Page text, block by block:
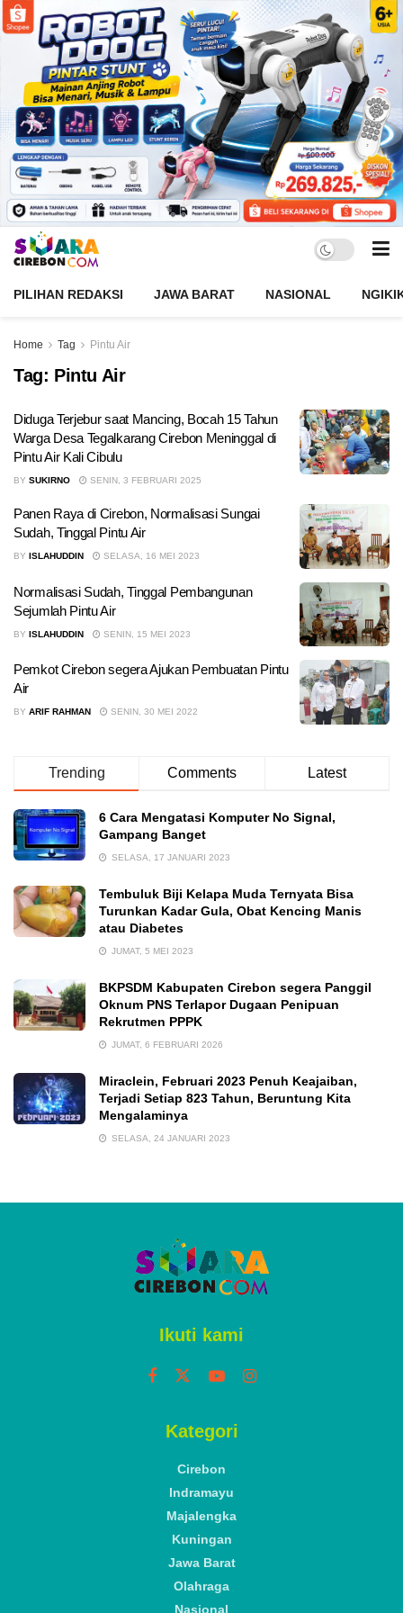
PILIHAN REDAKSI JAWA BARAT NASIONAL
Home Tag Pintu Air
Tag: Pintu Air
Diduga Terjebur saat Mancing, Bocah 15 Tahun
Warga Desa Tegalkarang Cirebon Meninggal di
Pintu Air Kali Cibulu
BY SUKIRNO SENIN, 3 FEBRUARI 2025
Panen Raya di Cirebon, Normalisasi Sungai
Sudah, Tinggal Pintu Air
BY ISLAHUDDIN SELASA, 16 MEI 2023
Normalisasi Sudah, Tinggal Pembangunan
Sejumlah Pintu Air
BY ISLAHUDDIN SENIN, 15 MEI 2023
Pemkot Cirebon segera Ajukan Pembuatan Pintu
Air
BY ARIF RAHMAN SENIN, 30 MEI 2022
Trending Comments Latest
6 Cara Mengatasi Komputer No Signal,
Gampang Banget
SELASA, 17 JANUARI 2023
Tembuluk Biji Kelapa Muda Ternyata Bisa
Turunkan Kadar Gula, Obat Kencing Manis
atau Diabetes
JUMAT, 5 MEI 2023
BKPSDM Kabupaten Cirebon segera Panggil
Oknum PNS Terlapor Dugaan Penipuan
Rekrutmen PPPK
JUMAT, 6 FEBRUARI 2026
Miraclein, Februari 2023 Penuh Keajaiban,
Terjadi Setiap 823 Tahun, Beruntung Kita
Mengalaminya
SELASA, 24 JANUARI 2023
Ikuti kami
Kategori
Cirebon
Indramayu
Majalengka
Kuningan
Jawa Barat
Olahraga
Nasional